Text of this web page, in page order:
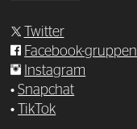
Twitter
Facebook-gruppen
Instagram
•Snapchat
•
TikTok